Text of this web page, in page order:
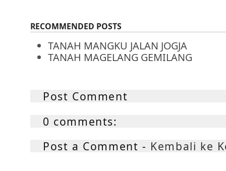
RECOMMENDED POSTS
TANAH MANGKU JALAN JOGJA
TANAH MAGELANG GEMILANG
Post Comment
0 comments:
Post a Comment - Kembali ke